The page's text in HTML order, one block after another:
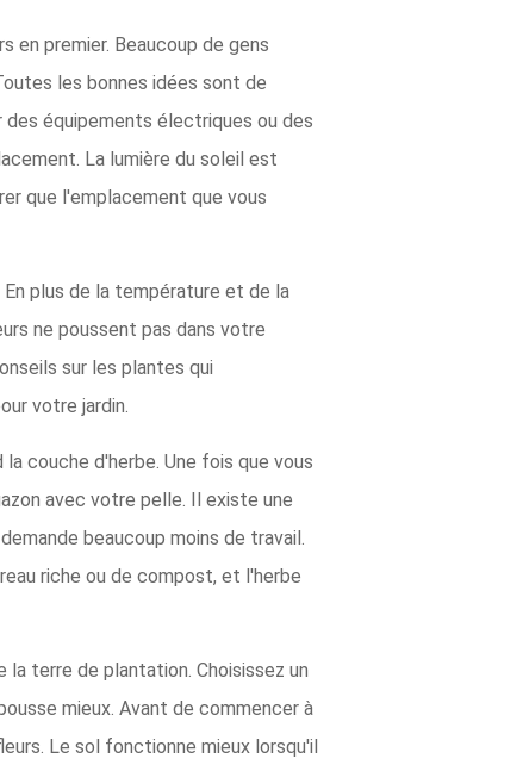
en premier. Beaucoup de gens
les bonnes idées sont de
équipements électriques ou des
La lumière du soleil est
que l'emplacement que vous
plus de la température et de la
ne poussent pas dans votre
sur les plantes qui
votre jardin.
couche d'herbe. Une fois que vous
avec votre pelle. Il existe une
beaucoup moins de travail.
riche ou de compost, et l'herbe
terre de plantation. Choisissez un
mieux. Avant de commencer à
Le sol fonctionne mieux lorsqu'il